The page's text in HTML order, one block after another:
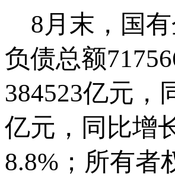
8月末，国有
负债总额
384523亿元，
亿元，同比增
8.8%；所有者